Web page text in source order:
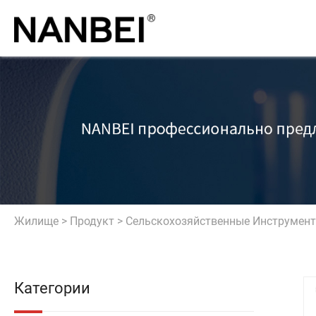
Жилище > Продукт > Сельскохозяйственные
Категории